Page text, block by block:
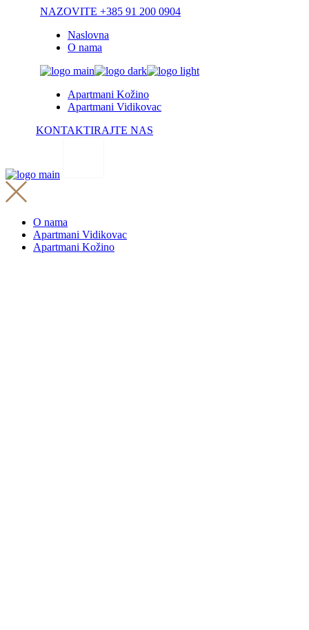
NAZOVITE +385 91 200 0904
Naslovna
O nama
Apartmani Kožino
Apartmani Vidikovac
KONTAKTIRAJTE NAS
O nama
Apartmani Vidikovac
Apartmani Kožino